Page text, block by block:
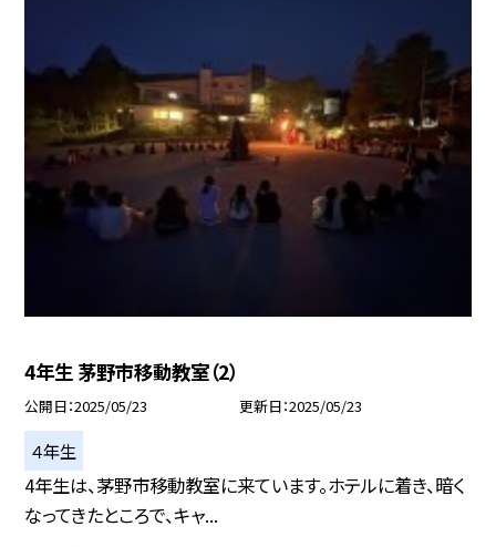
4年生 茅野市移動教室（2）
公開日 2025/05/23 更新日 2025/05/23
４年生
4年生は、茅野市移動教室に来ています。ホテルに着き、暗く
なってきたところで、キャ...